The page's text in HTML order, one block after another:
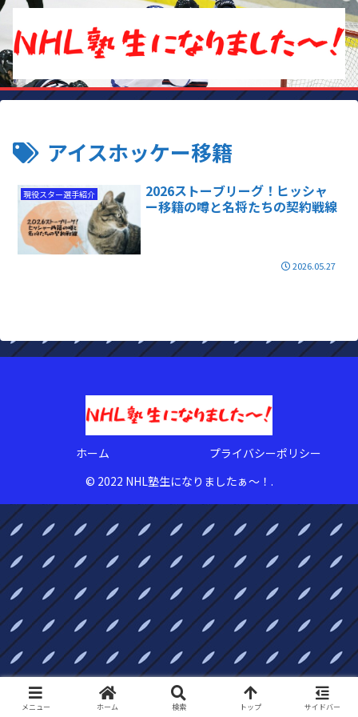
アイスホッケー移籍
現役スター選手紹介
2026ストーブリーグ！ヒッシャ
ー移籍の噂と名将たちの契約戦線
2026.05.27
ホーム
プライバシーポリシー
© 2022 NHL塾生になりましたぁ〜！.
メニュー ホーム 検索 トップ サイドバー